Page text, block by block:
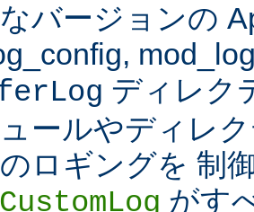
バージョンの
ディレク
ールやディレ
ロギングを 制
CustomLog がす